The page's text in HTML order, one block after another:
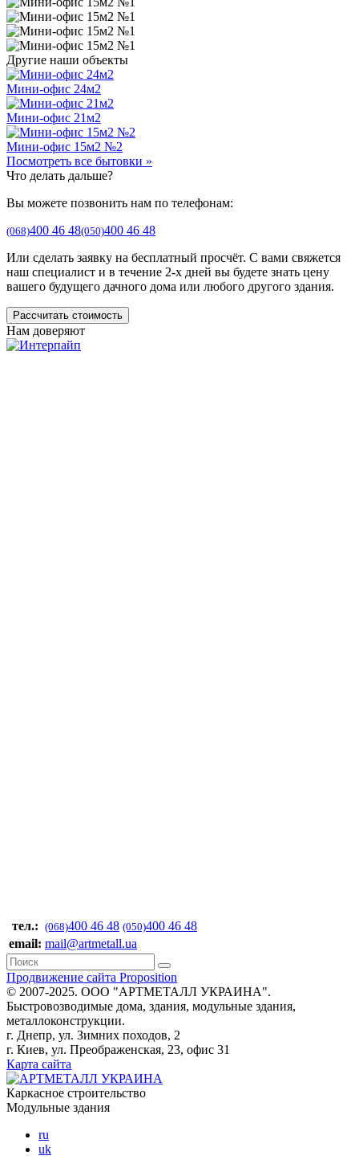
Другие наши объекты
Мини-офис 24м2
Мини-офис 21м2
Мини-офис 15м2 №2
Посмотреть все бытовки »
Что делать дальше?
Вы можете позвонить нам по телефонам:
(068)400 46 48(050)400 46 48
Или сделать заявку на бесплатный просчёт. С вами свяжется
наш специалист и в течение 2-х дней вы будете знать цену
вашего будущего дачного дома или любого другого здания.
Рассчитать стоимость
Нам доверяют
тел.: (068)400 46 48 (050)400 46 48
email: mail@artmetall.ua
Продвижение сайта Proposition
© 2007-2025. ООО "AРТМЕТАЛЛ УКРАИНА".
Быстровозводимые дома, здания, модульные здания,
металлоконструкции.
г. Днепр, ул. Зимних походов, 2
г. Киев, ул. Преображенская, 23, офис 31
Карта сайта
Каркасное строительство
Модульные здания
ru
uk